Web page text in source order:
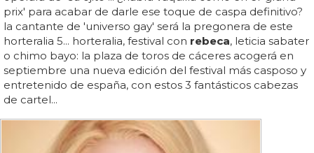
prix' para acabar de darle ese toque de caspa definitivo?
la cantante de 'universo gay' será la pregonera de este
horteralia 5... horteralia, festival con rebeca, leticia sabater
o chimo bayo: la plaza de toros de cáceres acogerá en
septiembre una nueva edición del festival más casposo y
entretenido de españa, con estos 3 fantásticos cabezas
de cartel...